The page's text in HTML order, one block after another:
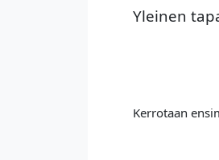
Yleinen
Kerrotaan